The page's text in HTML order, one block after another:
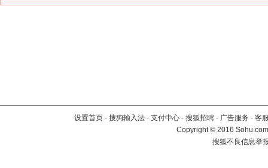
设置首页 - 搜狗输入法 - 支付中心 - 搜狐招聘 - 广告服务 - 客
Copyright©2016
搜狐不良信息举